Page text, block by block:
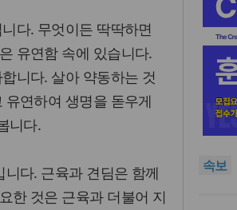
다. 무엇이든 딱딱하면
유연함 속에 있습니다.
니다. 살아 약동하는 것
연하여 생명을 돋우게
니다.
다. 근육과 견딤은 함께
한 것은 근육과 더불어 지
속보